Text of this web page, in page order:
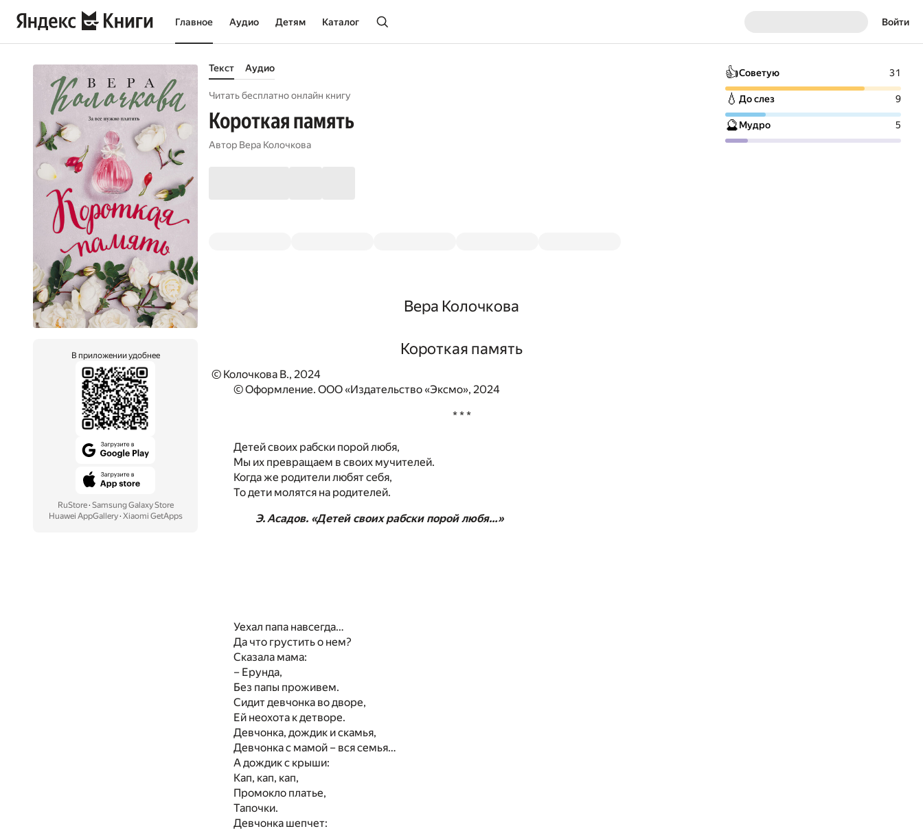
Главное Аудио Детям Каталог Войти
В приложении удобнее
RuStore· Samsung Galaxy Store
Huawei AppGallery· Xiaomi GetApps
Текст Аудио
Читать бесплатно онлайн книгу
Короткая память
Автор Вера Колочкова
Вера Колочкова
Короткая память
© Колочкова В., 2024
© Оформление. ООО «Издательство «Эксмо», 2024
* * *
Детей своих рабски порой любя,
Мы их превращаем в своих мучителей.
Когда же родители любят себя,
То дети молятся на родителей.
Э. Асадов. «Детей своих рабски порой любя…»
Уехал папа навсегда…
Да что грустить о нем?
Сказала мама:
– Ерунда,
Без папы проживем.
Сидит девчонка во дворе,
Ей неохота к детворе.
Девчонка, дождик и скамья,
Девчонка с мамой – вся семья…
А дождик с крыши:
Кап, кап, кап,
Промокло платье,
Тапочки.
Девчонка шепчет:
👍Советую 31
💧 До слез 9
🔮Мудро 5